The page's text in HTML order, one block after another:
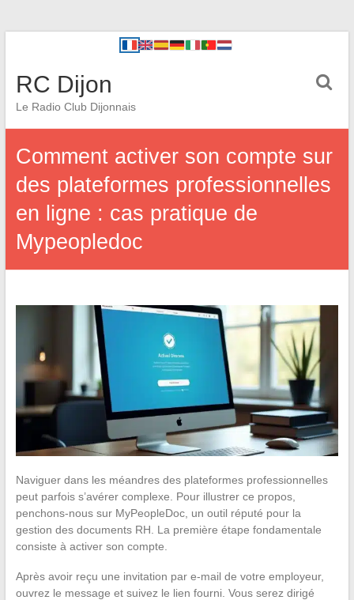
RC Dijon
Le Radio Club Dijonnais
Comment activer son compte sur
des plateformes professionnelles
en ligne : cas pratique de
Mypeopledoc
Naviguer dans les méandres des plateformes professionnelles
peut parfois s’avérer complexe. Pour illustrer ce propos,
penchons-nous sur MyPeopleDoc, un outil réputé pour la
gestion des documents RH. La première étape fondamentale
consiste à activer son compte.
Après avoir reçu une invitation par e-mail de votre employeur,
ouvrez le message et suivez le lien fourni. Vous serez dirigé